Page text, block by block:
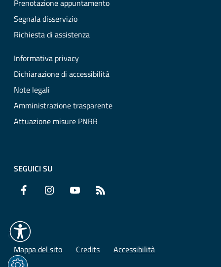
Prenotazione appuntamento
Segnala disservizio
Richiesta di assistenza
Informativa privacy
Dichiarazione di accessibilità
Note legali
Amministrazione trasparente
Attuazione misure PNRR
SEGUICI SU
Facebook Instagram YouTube
Mappa del sito Credits Accessibilità